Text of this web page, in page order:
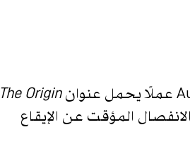
The Origin
المؤقت عن الإيقاع